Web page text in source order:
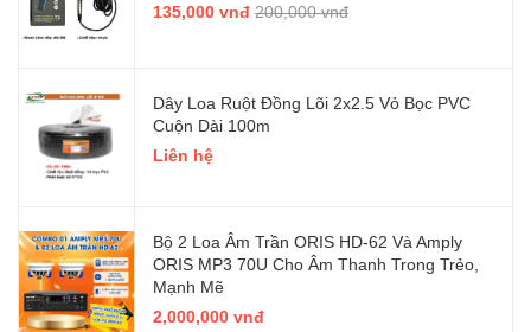
135,000 vnđ 200,000 vnđ
Dây Loa Ruột Đồng Lõi 2x2.5 Vỏ Bọc PVC
Cuộn Dài 100m
Liên hệ
Bộ 2 Loa Âm Trần ORIS HD-62 Và Amply
ORIS MP3 70U Cho Âm Thanh Trong Trẻo,
Mạnh Mẽ
2,000,000 vnđ